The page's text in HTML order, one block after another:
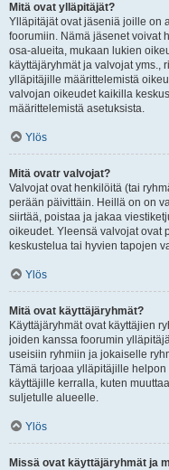
Mitä ovat ylläpitäjät?
Ylläpitäjät ovat jäseniä joille on
foorumiin. Nämä jäsenet voivat
osa-alueita, mukaan lukien
käyttäjäryhmät ja valvojat yms.,
ylläpitäjille määrittelemistä
valvojan oikeudet kaikilla
määrittelemistä asetuksista.
Ylös
Mitä ovatr valvojat?
Valvojat ovat henkilöitä (tai
perään päivittäin. Heillä on on
siirtää, poistaa ja jakaa
oikeudet. Yleensä valvojat ovat
keskustelua tai hyvien tapojen
Ylös
Mitä ovat käyttäjäryhmät?
Käyttäjäryhmät ovat käyttäjien
joiden kanssa foorumin
useisiin ryhmiin ja jokaiselle
Tämä tarjoaa ylläpitäjille
käyttäjille kerralla, kuten
suljetulle alueelle.
Ylös
Missä ovat käyttäjäryhmät ja